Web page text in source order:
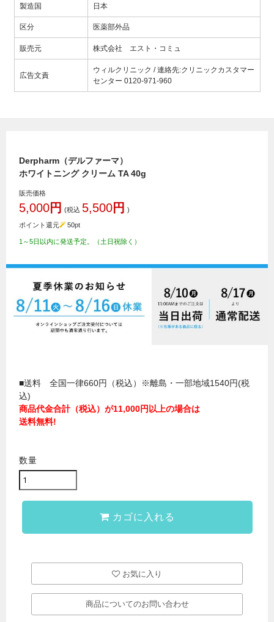
製造国 日本
区分 医薬部外品
販売元 株式会社 エスト・コミュ
広告文責
ウィルクリニック / 連絡先:クリニックカスタマー
センター 0120-971-960
Derpharm（デルファーマ）
ホワイトニング クリーム TA 40g
販売価格
5,000円 (税込 5,500円 )
ポイント還元 50pt
1～5日以内に発送予定。（土日祝除く）
■送料 全国一律660円（税込）※離島・一部地域1540円(税
込)
商品代金合計（税込）が11,000円以上の場合は
送料無料!
数量
カゴに入れる
お気に入り
商品についてのお問い合わせ